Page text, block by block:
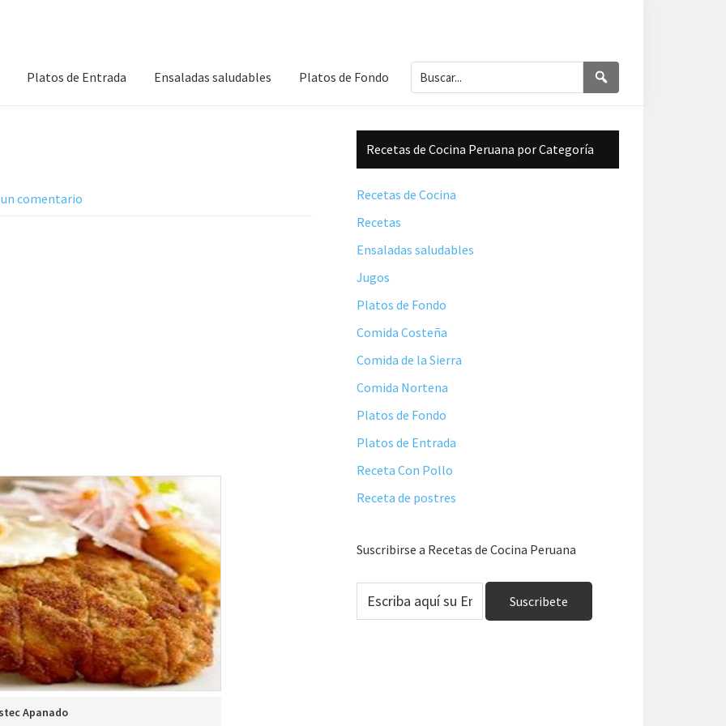
Platos de Entrada Ensaladas saludables Platos de Fondo Buscar...
comentario
Apanado
Barra
lateral
principal
Recetas de Cocina Peruana por Categoría
Recetas de Cocina
Recetas
Ensaladas saludables
Jugos
Platos de Fondo
Comida Costeña
Comida de la Sierra
Comida Nortena
Platos de Fondo
Platos de Entrada
Receta Con Pollo
Receta de postres
Suscribirse a Recetas de Cocina Peruana